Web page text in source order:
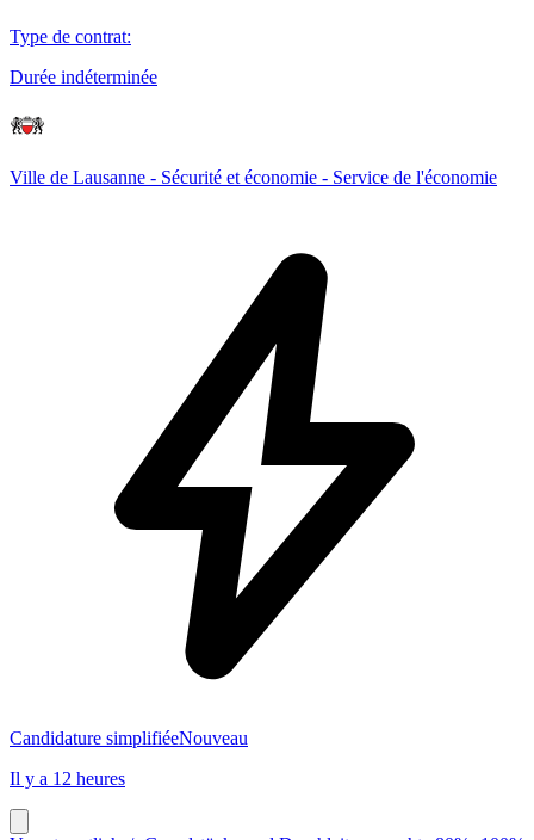
Type de contrat:
Durée indéterminée
Ville de Lausanne - Sécurité et économie - Service de l'économie
Candidature simplifiéeNouveau
Il y a 12 heures